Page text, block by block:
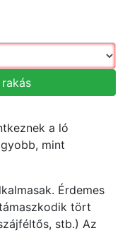
a ló
mint
Érdemes
tört
stb.) Az